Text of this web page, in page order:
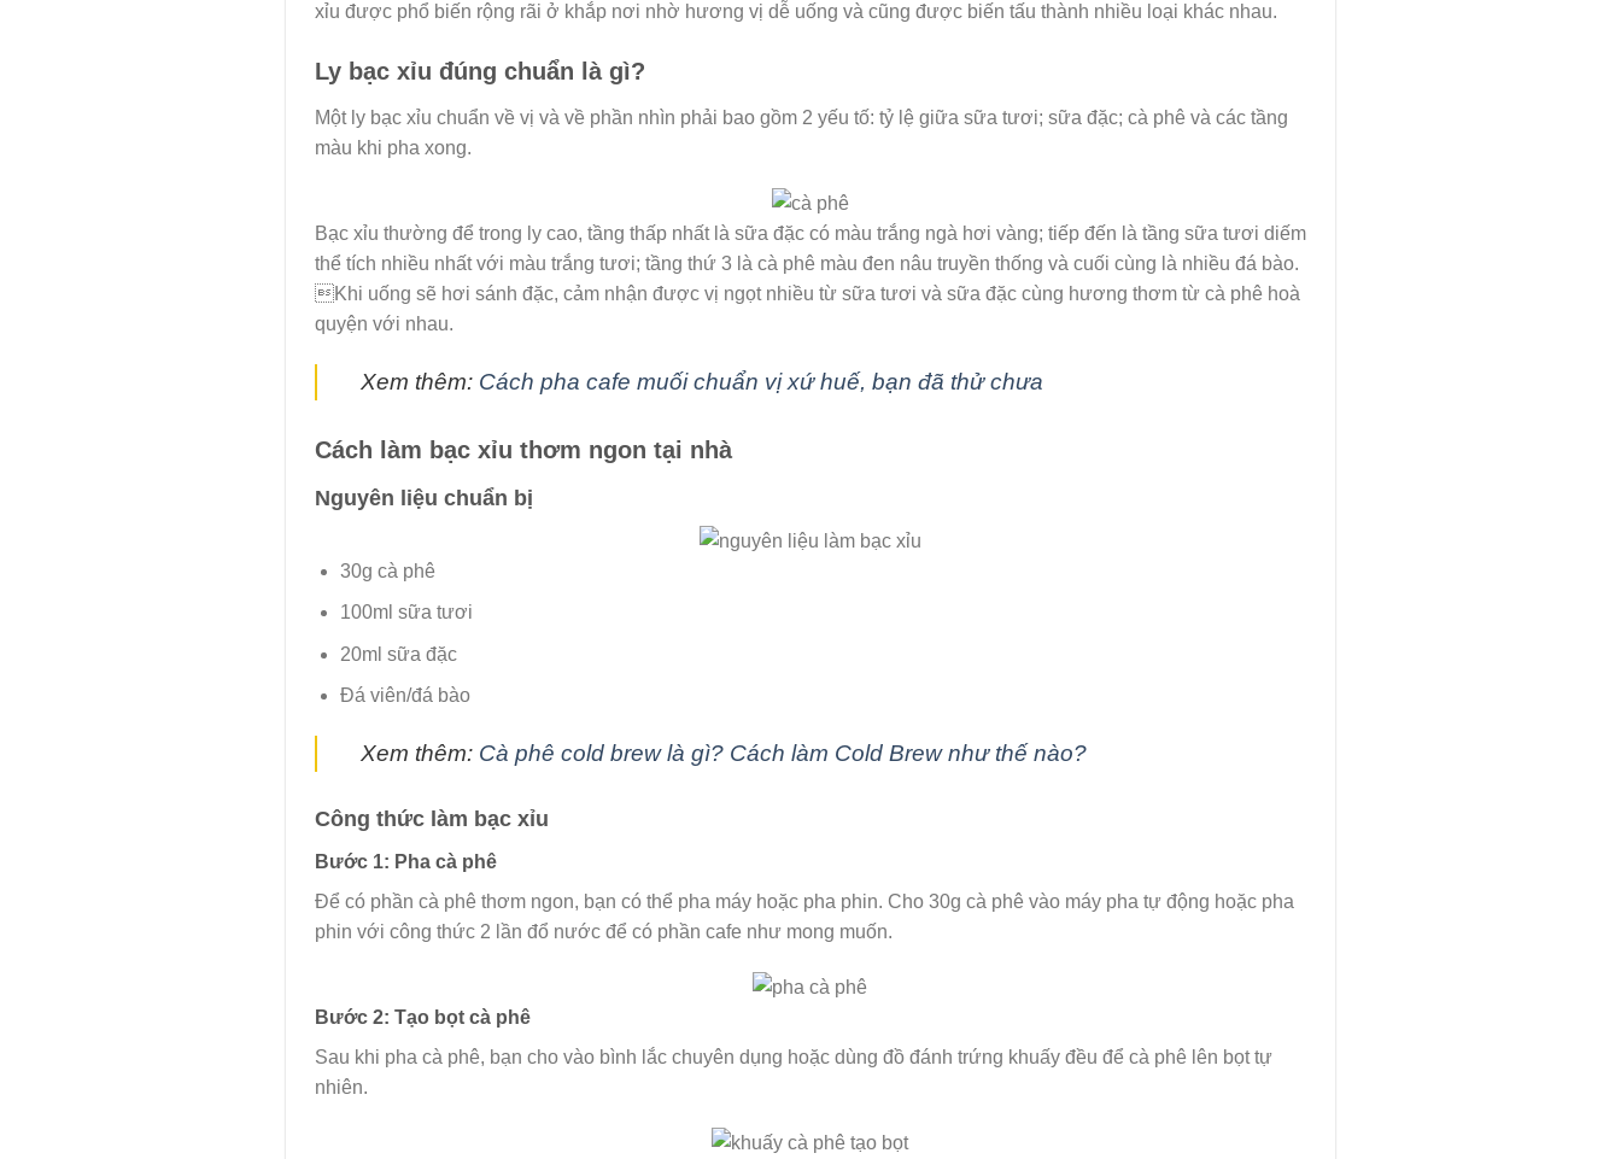
xỉu được phổ biến rộng rãi ở khắp nơi nhờ hương vị dễ uống và cũng được biến tấu thành nhiều loại khác nhau.
Ly bạc xỉu đúng chuẩn là gì?
Một ly bạc xỉu chuẩn về vị và về phần nhìn phải bao gồm 2 yếu tố: tỷ lệ giữa sữa tươi; sữa đặc; cà phê và các tầng
màu khi pha xong.
Bạc xỉu thường để trong ly cao, tầng thấp nhất là sữa đặc có màu trắng ngà hơi vàng; tiếp đến là tầng sữa tươi diếm
thể tích nhiều nhất với màu trắng tươi; tầng thứ 3 là cà phê màu đen nâu truyền thống và cuối cùng là nhiều đá bào.
Khi uống sẽ hơi sánh đặc, cảm nhận được vị ngọt nhiều từ sữa tươi và sữa đặc cùng hương thơm từ cà phê hoà
quyện với nhau.
Xem thêm: Cách pha cafe muối chuẩn vị xứ huế, bạn đã thử chưa
Cách làm bạc xỉu thơm ngon tại nhà
Nguyên liệu chuẩn bị
30g cà phê
100ml sữa tươi
20ml sữa đặc
Đá viên/đá bào
Xem thêm: Cà phê cold brew là gì? Cách làm Cold Brew như thế nào?
Công thức làm bạc xỉu
Bước 1: Pha cà phê
Để có phần cà phê thơm ngon, bạn có thể pha máy hoặc pha phin. Cho 30g cà phê vào máy pha tự động hoặc pha
phin với công thức 2 lần đổ nước để có phần cafe như mong muốn.
Bước 2: Tạo bọt cà phê
Sau khi pha cà phê, bạn cho vào bình lắc chuyên dụng hoặc dùng đồ đánh trứng khuấy đều để cà phê lên bọt tự
nhiên.